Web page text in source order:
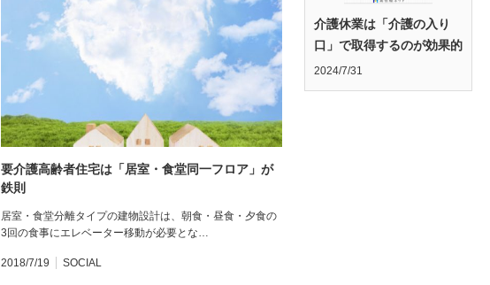
要介護高齢者住宅は「居室・食堂同一フロア」が
鉄則
居室・食堂分離タイプの建物設計は、朝食・昼食・夕食の
3回の食事にエレベーター移動が必要とな…
2018/7/19 SOCIAL
介護休業は「介護の入り
口」で取得するのが効果的
2024/7/31